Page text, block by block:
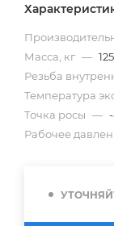
Масса, кг — 125
Резьба
Температура
Точка росы —
Рабочее